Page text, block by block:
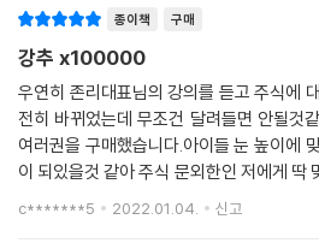
종이책 구매
강추 x100000
우연히 존리대표님의 강의를 듣고 주식에
전히 바뀌었는데 무조건 달려들면 안될것
여러권을 구매했습니다.아이들 눈 높이에
이 되있을것 같아 주식 문외한인 저에게 딱
는데 몇번 더 읽으려 합니다!!또 아이가 있
c*******5 2022.01.04. 신고